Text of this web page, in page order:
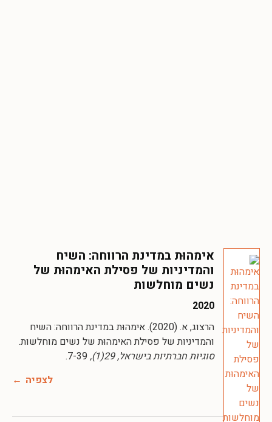
אימהוּת במדינת הרווחה: השיח
והמדיניות של פסילת האימהוּת של
נשים מוחלשות
2020
הרצוג, א. (2020). אימהוּת במדינת הרווחה: השיח
והמדיניות של פסילת האימהוּת של נשים מוחלשות.
סוגיות חברתיות בישראל, 29(1),
לצפיה